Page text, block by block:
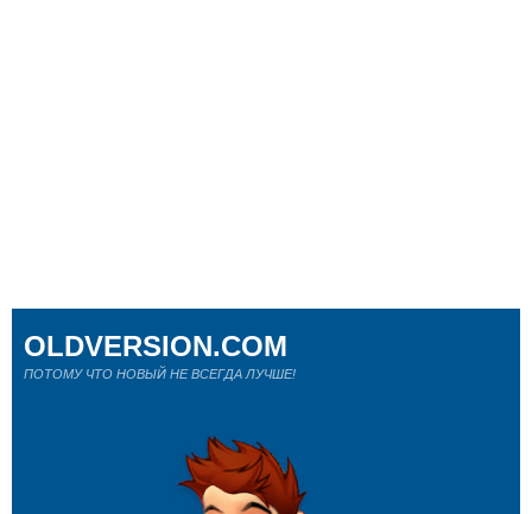
OLDVERSION.COM
ПОТОМУ ЧТО НОВЫЙ НЕ ВСЕГДА ЛУЧШЕ!